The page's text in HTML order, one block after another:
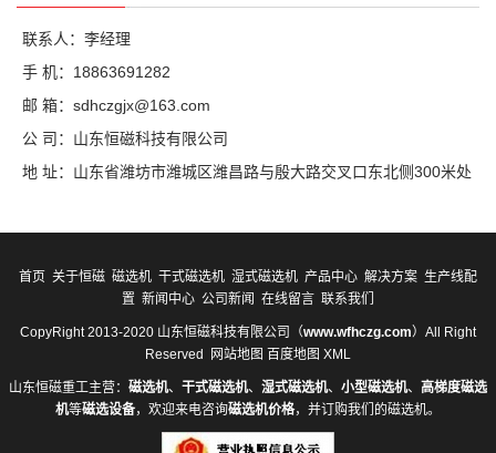
联系人：李经理
手 机：18863691282
邮 箱：sdhczgjx@163.com
公 司：山东恒磁科技有限公司
地 址：山东省潍坊市潍城区潍昌路与殷大路交叉口东北侧300米处
首页 关于恒磁 磁选机 干式磁选机 湿式磁选机 产品中心 解决方案 生产线配
置 新闻中心 公司新闻 在线留言 联系我们
CopyRight 2013-2020 山东恒磁科技有限公司（www.wfhczg.com）All Right
Reserved
网站地图 百度地图 XML
山东恒磁重工主营： 磁选机、 干式磁选机、 湿式磁选机、 小型磁选机、 高梯度磁选
机等磁选设备，欢迎来电咨询磁选机价格，并订购我们的磁选机。